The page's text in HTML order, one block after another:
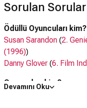
Sorulan Sorular
Ödüllü Oyuncuları kim?
Susan Sarandon (2.
(1996))
Danny Glover (6. Film
Oyuncuları kim?
Devamını Oku